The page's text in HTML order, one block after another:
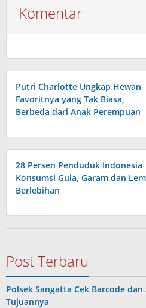
Komentar
Putri Charlotte Ungkap Hewan
Favoritnya yang Tak Biasa,
Berbeda dari Anak Perempuan
28 Persen Penduduk Indonesia
Konsumsi Gula, Garam dan
Berlebihan
Post Terbaru
Polsek Sangatta Cek Barcode dan
Tujuannya